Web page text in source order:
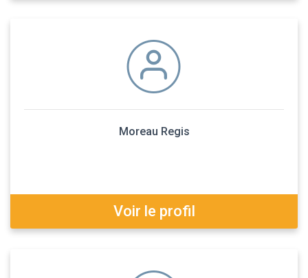
Moreau Regis
Voir le profil